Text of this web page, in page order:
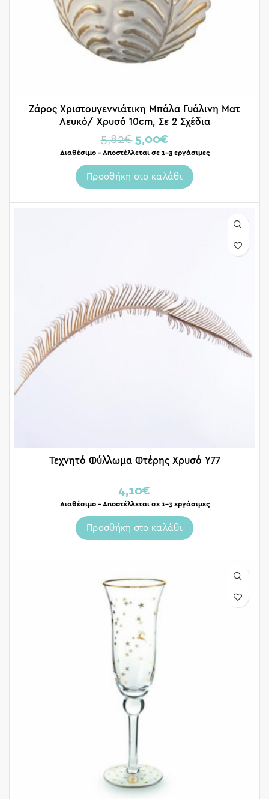
Ζάρος Χριστουγεννιάτικη Μπάλα Γυάλινη Ματ
Λευκό/ Χρυσό 10cm, Σε 2 Σχέδια
5,82€ 5,00€
Διαθέσιμο – Αποστέλλεται σε 1-3 εργάσιμες
Προσθήκη στο καλάθι
Τεχνητό Φύλλωμα Φτέρης Χρυσό Υ77
4,10€
Διαθέσιμο – Αποστέλλεται σε 1-3 εργάσιμες
Προσθήκη στο καλάθι